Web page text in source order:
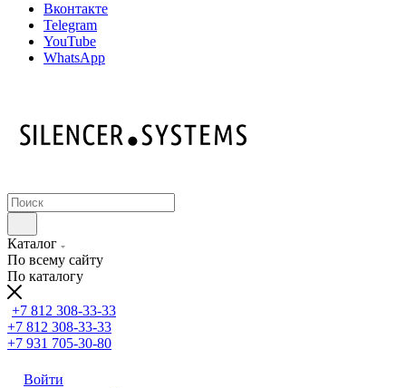
Вконтакте
Telegram
YouTube
WhatsApp
Каталог
По всему сайту
По каталогу
+7 812 308-33-33
+7 812 308-33-33
+7 931 705-30-80
Войти